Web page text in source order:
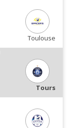
Toulouse
Tours